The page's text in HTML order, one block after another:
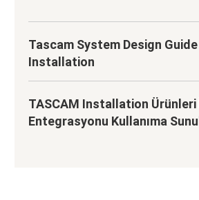
Tascam System Design
Installation
TASCAM Installation Ürünleri
Entegrasyonu Kullanıma